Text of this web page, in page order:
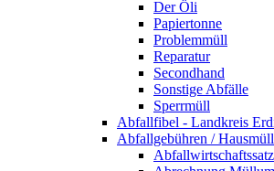
Der Öli
Papiertonne
Problemmüll
Reparatur
Secondhand
Sonstige Abfälle
Sperrmüll
Abfallfibel - Landkreis
Abfallgebühren / Hausmüll